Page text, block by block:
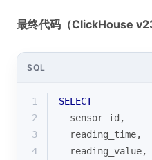
最终代码（ClickHouse
SQL
1
SELECT
2
  sensor_id,
3
  reading_time,
4
  reading_value,